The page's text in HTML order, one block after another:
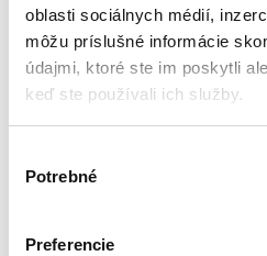
oblasti sociálnych médií,
môžu príslušné informácie
údajmi, ktoré ste im poskytli
keď ste používali ich služby.
súhlasu
Potrebné
Preferencie